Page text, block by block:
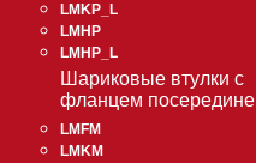
LMKP_L
LMHP
LMHP_L
Шариковые втулки с
фланцем посередине
LMFM
LMKM